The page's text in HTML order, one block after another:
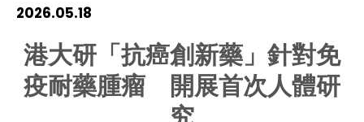
2026.05.18
港大研「抗癌創新藥」針對免
疫耐藥腫瘤 開展首次人體研
HIV / AIDS
Knowledge Exchange